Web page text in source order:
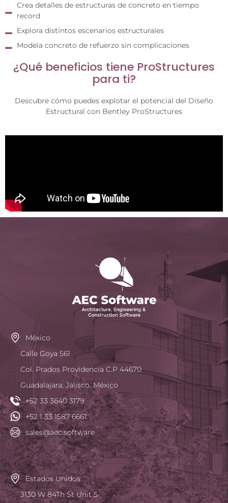
Crea detalles de estructuras de concreto en tiempo
record
Explora distintos escenarios estructurales
Modela concreto de refuerzo sin complicaciones
¿Qué beneficios tiene ProStructures
para ti?
Descubre cómo puedes explotar el potencial del Diseño
Estructural con Bentley ProStructures
México
Calle Goya 561
Col. Prados Providencia C.P 44670
Guadalajara, Jalisco. México
+52 33 3640 3179
+52 1 33 1587 6661
sales@aec.software
Estados Unidos
3130 W 84Th St Unit 5